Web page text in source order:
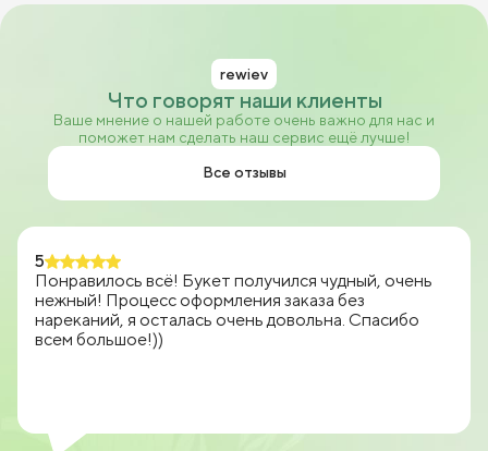
Что говорят наши клиенты
rewiev
Ваше мнение о нашей работе очень важно для нас и
поможет нам сделать наш сервис ещё лучше!
Все отзывы
5
Понравилось всё! Букет получился чудный, очень
нежный! Процесс оформления заказа без
нареканий, я осталась очень довольна. Спасибо
всем большое!))